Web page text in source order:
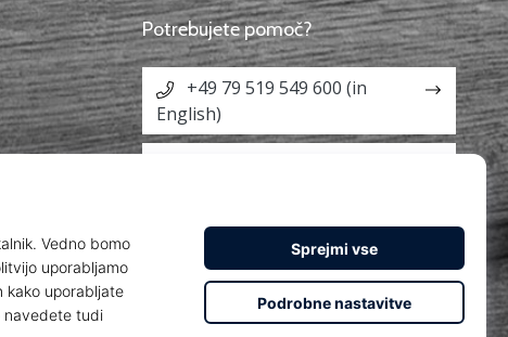
Potrebujete pomoč?
+49 79 519 549 600 (in
English)